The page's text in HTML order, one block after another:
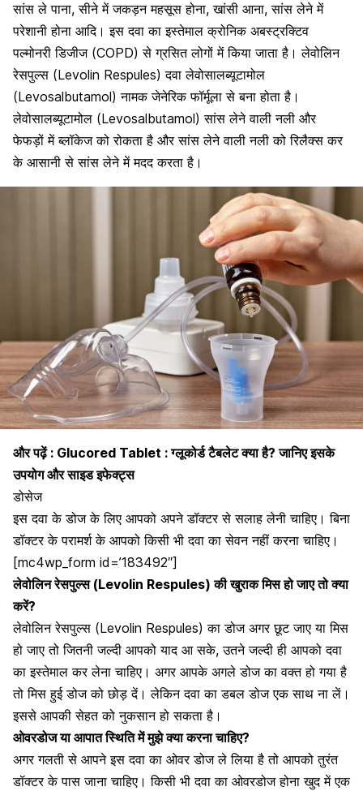
सांस ले पाना, सीने में जकड़न महसूस होना, खांसी आना, सांस लेने में
परेशानी होना आदि। इस दवा का इस्तेमालक्रोनिक अबस्ट्रक्टिव
पल्मोनरी डिजीज (COPD) से ग्रसित लोगों में किया जाता है। लेवोलिन
रेसपुल्स (Levolin Respules) दवालेवोसालब्यूटामोल
(Levosalbutamol) नामक जेनेरिक फॉर्मूला से बना होता है।
लेवोसालब्यूटामोल (Levosalbutamol) सांस लेने वाली नली और
फेफड़ों में ब्लॉकेज को रोकता है और सांस लेने वाली नली को रिलैक्स कर
के आसानी से सांस लेने में मदद करता है।
और पढ़ें : Glucored Tablet : ग्लूकोर्ड टैबलेट क्या है? जानिए इसके
उपयोग और साइड इफेक्ट्स
डोसेज
इस दवा के डोज के लिए आपको अपने डॉक्टर से सलाह लेनी चाहिए। बिना
डॉक्टर के परामर्श के आपको किसी भी दवा का सेवन नहीं करना चाहिए।
[mc4wp_form id=’183492″]
लेवोलिन रेसपुल्स (Levolin Respules) की खुराक मिस हो जाए तो क्या
करें?
लेवोलिन रेसपुल्स (Levolin Respules) का डोज अगर छूट जाए या मिस
हो जाए तो जितनी जल्दी आपको याद आ सके, उतने जल्दी ही आपको दवा
का इस्तेमाल कर लेना चाहिए। अगर आपके अगले डोज का वक्त हो गया है
तो मिस हुई डोज को छोड़ दें। लेकिन दवा का डबल डोज एक साथ ना लें।
इससे आपकी सेहत को नुकसान हो सकता है।
ओवरडोज या आपात स्थिति में मुझे क्या करना चाहिए?
अगर गलती से आपने इस दवा का ओवर डोज ले लिया है तो आपको तुरंत
डॉक्टर के पास जाना चाहिए। किसी भी दवा का ओवरडोज होना खुद में एक